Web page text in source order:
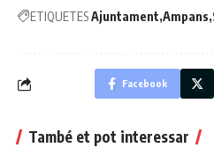
ETIQUETESAjuntament Ampans
Facebook
També et pot interessar